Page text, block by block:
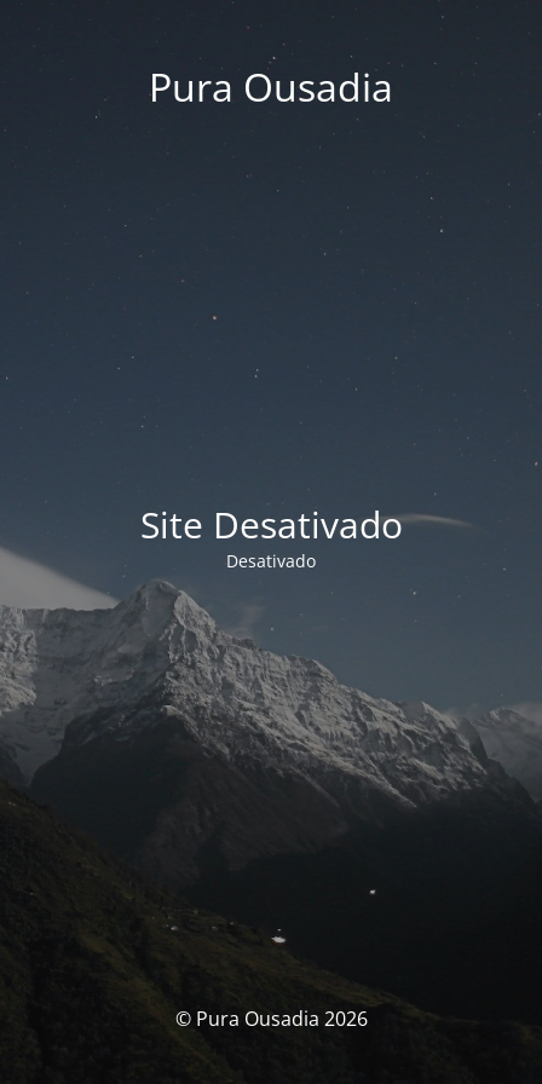
Pura Ousadia
Site Desativado
Desativado
© Pura Ousadia 2026